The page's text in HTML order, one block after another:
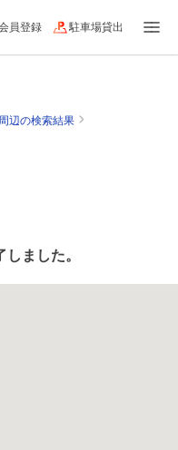
員登録 駐車場貸出
周辺の検索結果
ました。